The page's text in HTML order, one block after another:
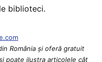
biblioteci.
România şi oferă gratuit
poate ilustra articolele cât